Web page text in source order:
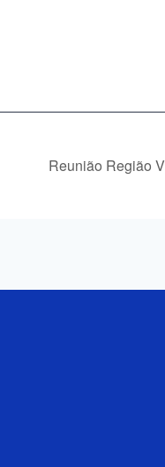
Reunião Região V